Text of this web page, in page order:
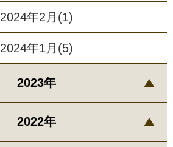
2024年2月(1)
2024年1月(5)
2023年
2022年